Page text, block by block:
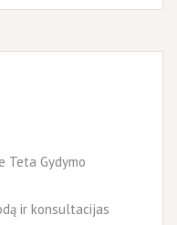
Teta Gydymo
ir konsultacijas